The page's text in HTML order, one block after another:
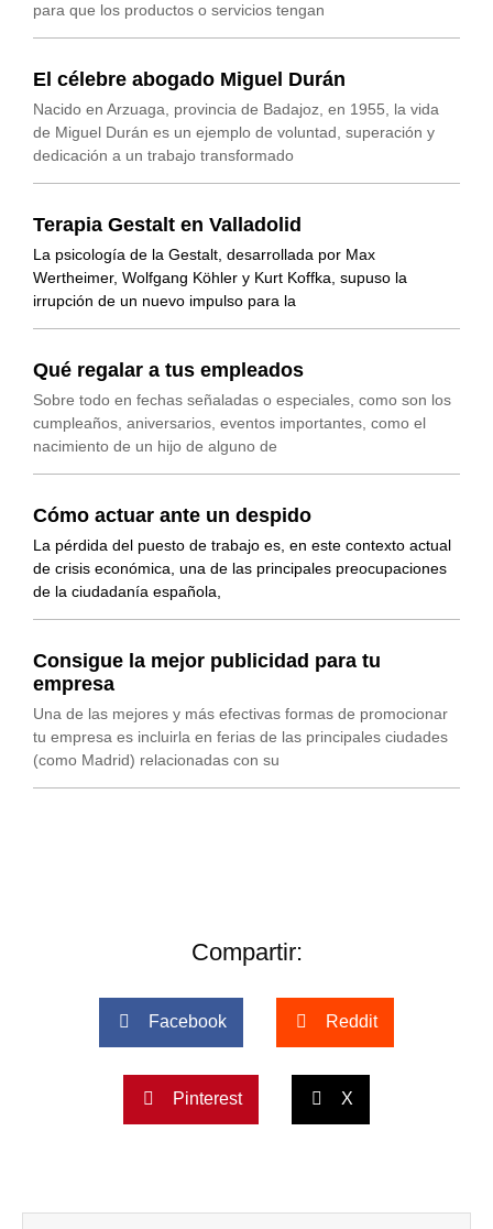
para que los productos o servicios tengan
El célebre abogado Miguel Durán
Nacido en Arzuaga, provincia de Badajoz, en 1955, la vida
de Miguel Durán es un ejemplo de voluntad, superación y
dedicación a un trabajo transformado
Terapia Gestalt en Valladolid
La psicología de la Gestalt, desarrollada por Max
Wertheimer, Wolfgang Köhler y Kurt Koffka, supuso la
irrupción de un nuevo impulso para la
Qué regalar a tus empleados
Sobre todo en fechas señaladas o especiales, como son los
cumpleaños, aniversarios, eventos importantes, como el
nacimiento de un hijo de alguno de
Cómo actuar ante un despido
La pérdida del puesto de trabajo es, en este contexto actual
de crisis económica, una de las principales preocupaciones
de la ciudadanía española,
Consigue la mejor publicidad para tu
empresa
Una de las mejores y más efectivas formas de promocionar
tu empresa es incluirla en ferias de las principales ciudades
(como Madrid) relacionadas con su
Compartir:
Facebook Reddit
Pinterest X